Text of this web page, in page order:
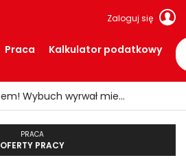
Zaloguj się
Praca Kalkulator podatkowy
Nocna eksplozja w Arnhem! Wybuch wyrwał mieszkańców ze snu i wybił szyby
PRACA
OFERTY PRACY